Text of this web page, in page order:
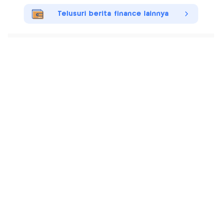
Telusuri berita finance lainnya